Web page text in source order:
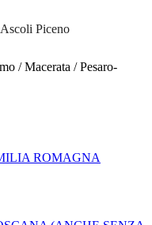
Piceno
/ Macerata / Pesaro-
ROMAGNA